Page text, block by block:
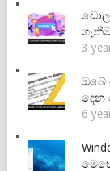
3
ඔබේ
දෙන
6